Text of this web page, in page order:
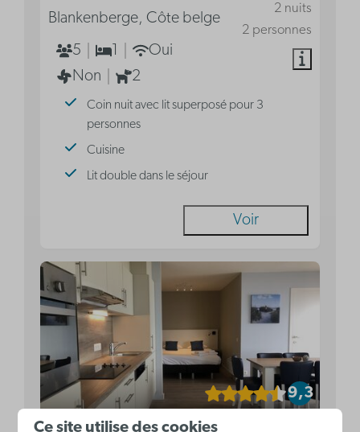
2 nuits
2 personnes
Blankenberge, Côte belge
5
Oui
Non
2
Coin nuit avec lit superposé pour 3
personnes
Cuisine
Lit double dans le séjour
Voir
9,3
Ce site utilise des cookies